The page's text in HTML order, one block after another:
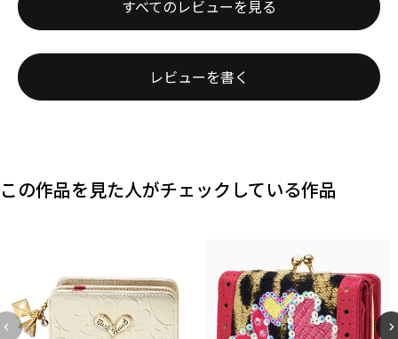
すべてのレビューを見る
レビューを書く
この作品を見た人がチェックしている作品